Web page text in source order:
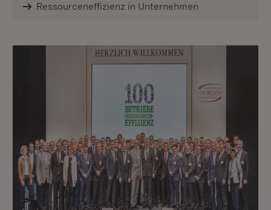
Ressourceneffizienz in Unternehmen